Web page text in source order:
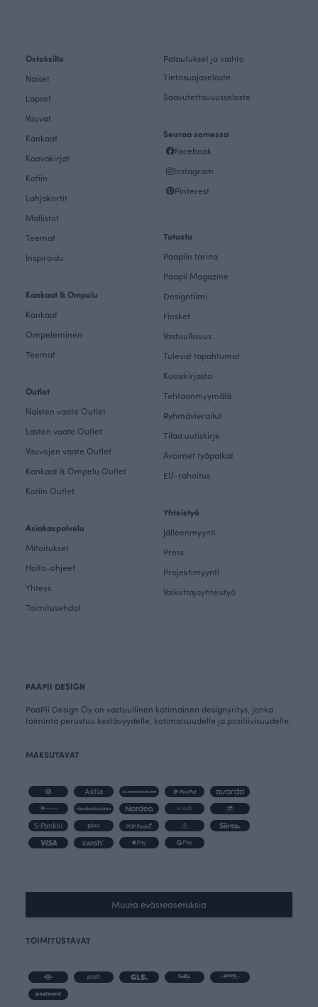
Ostoksille
Naiset
Lapset
Vauvat
Kankaat
Kaavakirjat
Kotiin
Lahjakortit
Mallistot
Teemat
Inspiroidu
Kankaat & Ompelu
Kankaat
Ompeleminen
Teemat
Outlet
Naisten vaate Outlet
Lasten vaate Outlet
Vauvojen vaate Outlet
Kankaat & Ompelu Outlet
Kotiin Outlet
Asiakaspalvelu
Mitoitukset
Hoito-ohjeet
Yhteys
Toimitusehdot
Palautukset ja vaihto
Tietosuojaseloste
Saavutettavuusseloste
Seuraa somessa
Facebook
Instagram
Pinterest
Tutustu
Paapiin tarina
Paapii Magazine
Designtiimi
Finsket
Vastuullisuus
Tulevat tapahtumat
Kuosikirjasto
Tehtaanmyymälä
Ryhmävierailut
Tilaa uutiskirje
Avoimet työpaikat
EU-rahoitus
Yhteistyö
Jälleenmyynti
Press
Projektimyynti
Vaikuttajayhteistyö
PAAPII DESIGN
PaaPii Design Oy on vastuullinen kotimainen designyritys, jonka
toiminta perustuu kestävyydelle, kotimaisuudelle ja positiivisuudelle.
MAKSUTAVAT
Muuta evästeasetuksia
TOIMITUSTAVAT